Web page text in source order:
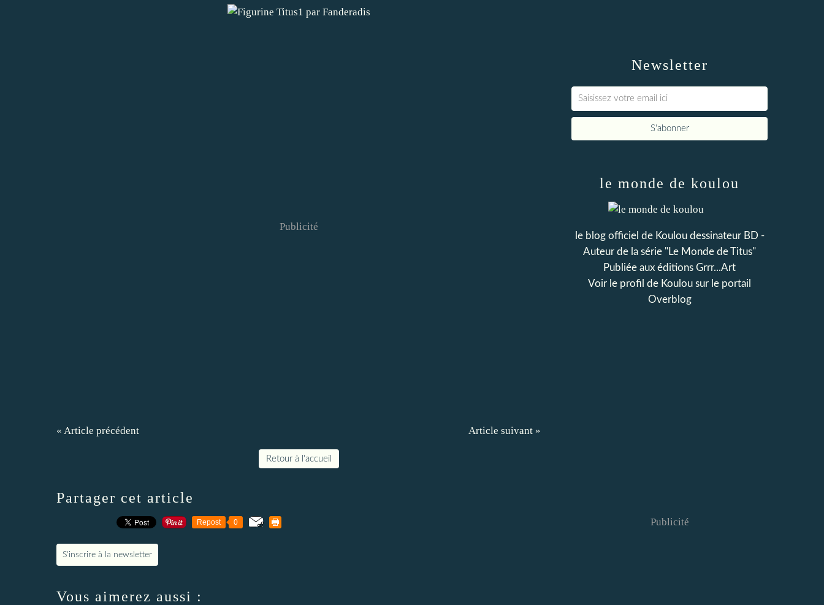
Publicité
« Article précédent Article suivant »
Retour à l'accueil
Partager cet article
Repost 0
S'inscrire à la newsletter
Vous aimerez aussi :
Newsletter
le monde de koulou
le blog officiel de Koulou dessinateur BD -
Auteur de la série "Le Monde de Titus"
Publiée aux éditions Grrr...Art
Voir le profil de Koulou sur le portail
Overblog
Publicité